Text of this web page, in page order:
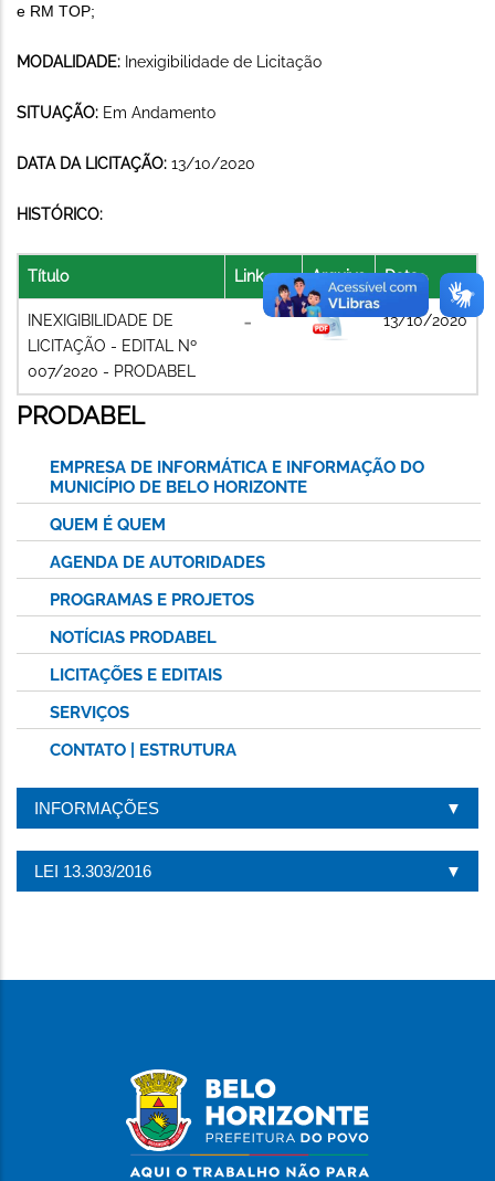
e RM TOP;
MODALIDADE: Inexigibilidade de Licitação
SITUAÇÃO: Em Andamento
DATA DA LICITAÇÃO: 13/10/2020
HISTÓRICO:
Título Link Arquivo Data
INEXIGIBILIDADE DE
LICITAÇÃO - EDITAL Nº
007/2020 - PRODABEL
13/10/2020
PRODABEL
EMPRESA DE INFORMÁTICA E INFORMAÇÃO DO
MUNICÍPIO DE BELO HORIZONTE
QUEM É QUEM
AGENDA DE AUTORIDADES
PROGRAMAS E PROJETOS
NOTÍCIAS PRODABEL
LICITAÇÕES E EDITAIS
SERVIÇOS
CONTATO | ESTRUTURA
INFORMAÇÕES
LEI 13.303/2016